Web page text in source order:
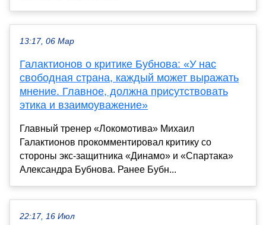
13:17, 06 Мар
Галактионов о критике Бубнова: «У нас
свободная страна, каждый может выражать
мнение. Главное, должна присутствовать
этика и взаимоуважение»
Главный тренер «Локомотива» Михаил
Галактионов прокомментировал критику со
стороны экс-защитника «Динамо» и «Спартака»
Александра Бубнова. Ранее Бубн...
22:17, 16 Июл